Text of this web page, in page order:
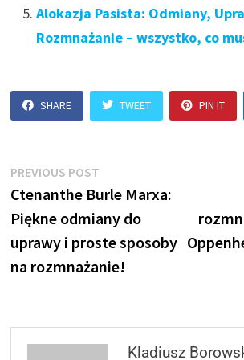
Alokazja Pasista: Odmiany,
Rozmnażanie – wszystko, co
SHARE TWEET PIN IT
Nawigacja
wpisu
PREVIOUS POST
post:
Ctenanthe Burle Marxa:
Piękne odmiany do
uprawy i proste sposoby
na rozmnażanie!
Kladiusz